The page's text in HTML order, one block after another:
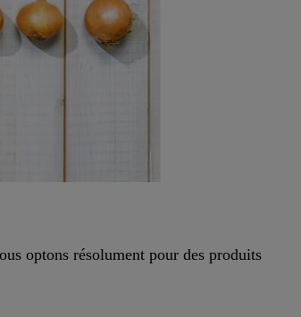
optons résolument pour des produits